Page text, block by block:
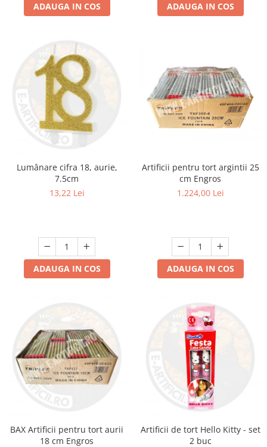
ADAUGA IN COS ADAUGA IN COS
Lumânare cifra 18, aurie,
7.5cm
13,22 Lei
ADAUGA IN COS
Artificii pentru tort argintii 25
cm Engros
1.224,00 Lei
ADAUGA IN COS
BAX Artificii pentru tort aurii
18 cm Engros
Artificii de tort Hello Kitty - set
2 buc